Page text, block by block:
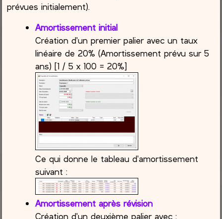
prévues initialement).
Amortissement initial
Création d'un premier palier avec un taux
linéaire de 20% (Amortissement prévu sur 5
ans) [1 / 5 x 100 = 20%]
Ce qui donne le tableau d'amortissement
suivant :
Amortissement après révision
Création d'un deuxième palier avec :